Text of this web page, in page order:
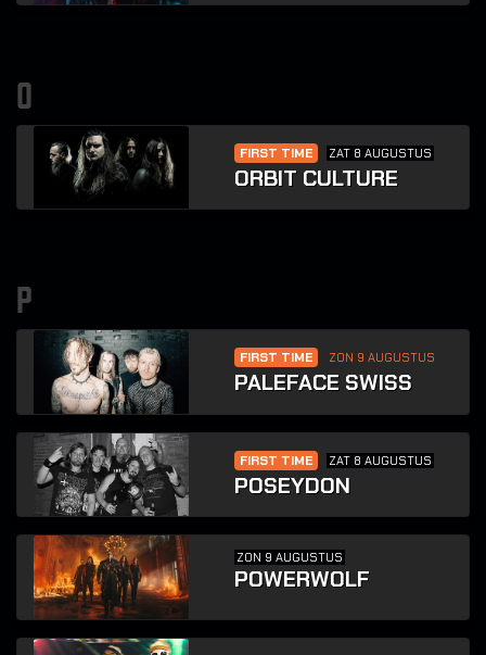
o
FIRST TIME ZAT 8 AUGUSTUS
ORBIT CULTURE
p
FIRST TIME ZON 9 AUGUSTUS
PALEFACE SWISS
FIRST TIME ZAT 8 AUGUSTUS
POSEYDON
ZON 9 AUGUSTUS
POWERWOLF